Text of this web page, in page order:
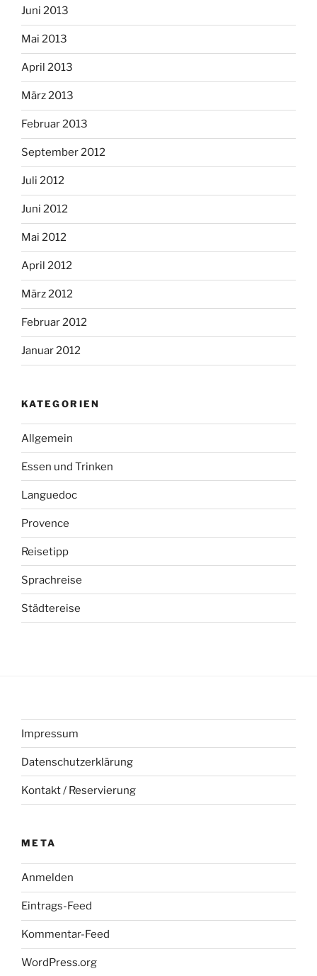
Juni 2013
Mai 2013
April 2013
März 2013
Februar 2013
September 2012
Juli 2012
Juni 2012
Mai 2012
April 2012
März 2012
Februar 2012
Januar 2012
KATEGORIEN
Allgemein
Essen und Trinken
Languedoc
Provence
Reisetipp
Sprachreise
Städtereise
Impressum
Datenschutzerklärung
Kontakt / Reservierung
META
Anmelden
Eintrags-Feed
Kommentar-Feed
WordPress.org